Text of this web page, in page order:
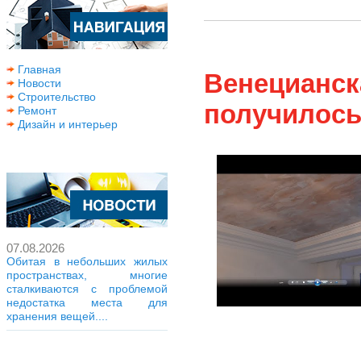
Главная
Новости
Строительство
Ремонт
Дизайн и интерьер
07.08.2026
Обитая в небольших жилых
пространствах, многие
сталкиваются с проблемой
недостатка места для
хранения вещей....